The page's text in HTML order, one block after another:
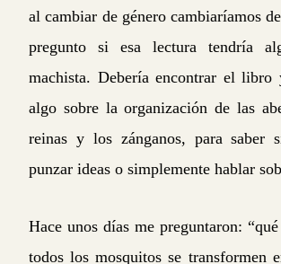
al cambiar de género cambiaríamos
pregunto si esa lectura tendría
machista. Debería encontrar el
algo sobre la organización de las
reinas y los zánganos, para saber
punzar ideas o simplemente hablar
Hace unos días me preguntaron:
todos los mosquitos se transformen